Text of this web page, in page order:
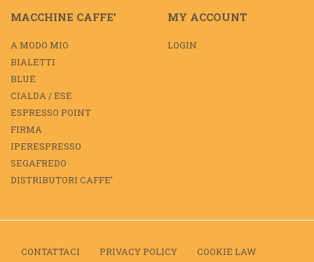
MACCHINE CAFFE’
A MODO MIO
BIALETTI
BLUE
CIALDA / ESE
ESPRESSO POINT
FIRMA
IPERESPRESSO
SEGAFREDO
DISTRIBUTORI CAFFE’
MY ACCOUNT
LOGIN
CONTATTACI PRIVACY POLICY COOKIE LAW